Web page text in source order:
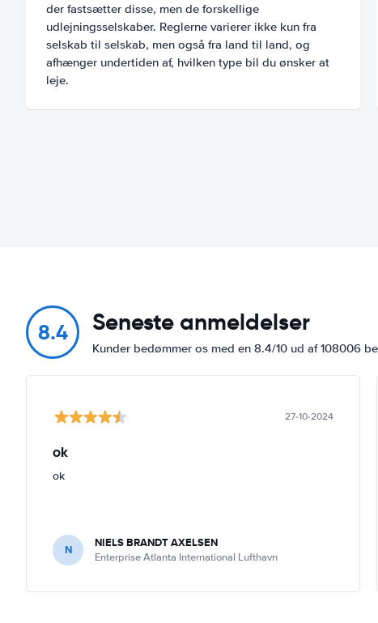
der fastsætter disse, men de forskellige
udlejningsselskaber. Reglerne varierer ikke kun fra
selskab til selskab, men også fra land til land, og
afhænger undertiden af, hvilken type bil du ønsker at
leje.
8.4 Seneste anmeldelser
Kunder bedømmer os med en 8.4/10 ud af 108006
27-10-2024
ok
ok
N NIELS BRANDT AXELSEN
Enterprise Atlanta International Lufthavn